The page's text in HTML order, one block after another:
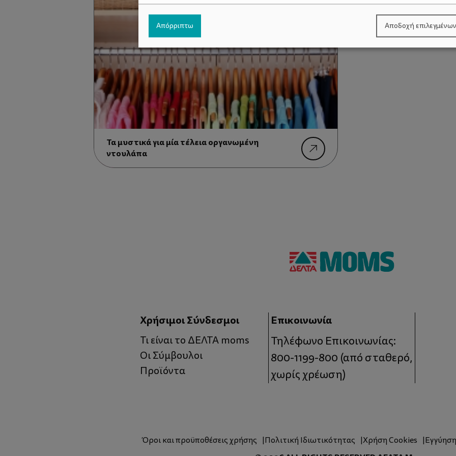
Τα μυστικά για μία τέλεια οργανωμένη
ντουλάπα
Χρήσιμοι Σύνδεσμοι
Τι είναι το ΔΕΛΤΑ moms
Οι Σύμβουλοι
Προϊόντα
Επικοινωνία
Τηλέφωνο Επικοινωνίας:
800-1199-800 (από σταθερό,
χωρίς χρέωση)
Όροι και προϋποθέσεις χρήσης Πολιτική Ιδιωτικότητας Χρήση Cookies
Απόρριπτω Αποδοχή επιλεγμένων